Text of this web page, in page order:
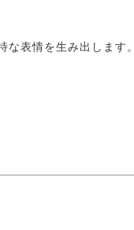
表情を生み出します。